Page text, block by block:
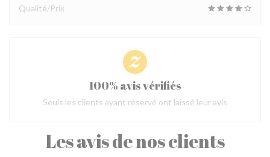
Les avis de nos clients
Qualité/Prix
100% avis vérifiés
Seuls les clients ayant réservé ont laissé leur avis